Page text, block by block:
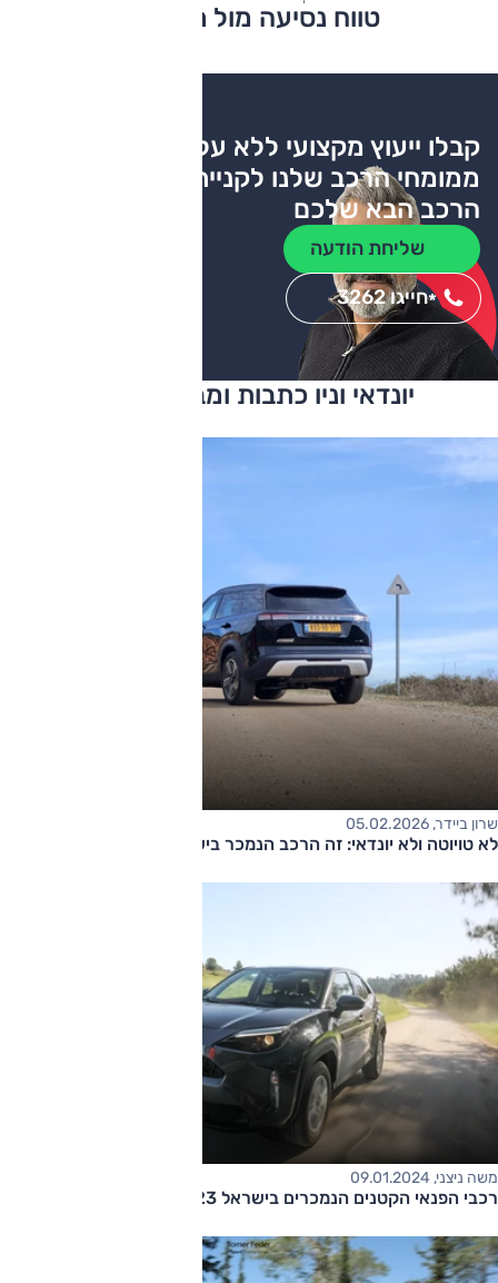
טווח נסיעה מול מתחרים
קבלו ייעוץ מקצועי ללא עלות
ממומחי הרכב שלנו לקניית
הרכב הבא שלכם
שליחת הודעה
חייגו 3262*
יונדאי וניו כתבות ומבחני דרכים
שרון ביידר, 05.02.2026
לא טויוטה ולא יונדאי: זה הרכב הנמכר בישראל
משה ניצני, 09.01.2024
רכבי הפנאי הקטנים הנמכרים בישראל 2023